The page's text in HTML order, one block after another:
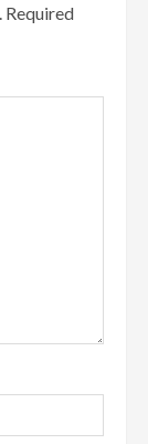
Required